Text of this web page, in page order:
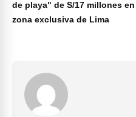
de playa" de S/17 millones en
zona exclusiva de Lima